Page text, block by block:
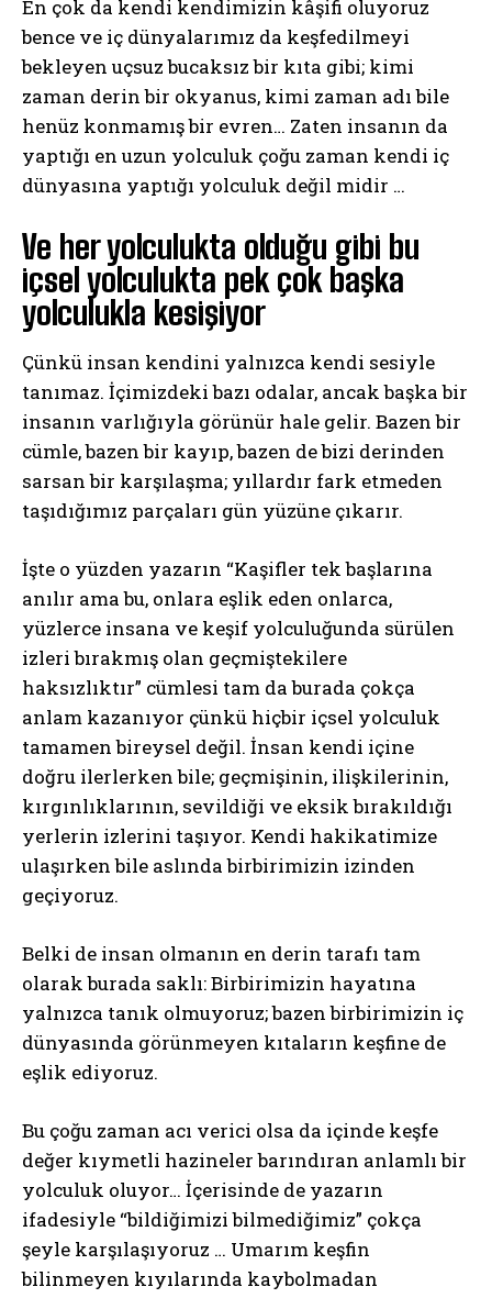
En çok da kendi kendimizin kâşifi oluyoruz
bence ve iç dünyalarımız da keşfedilmeyi
bekleyen uçsuz bucaksız bir kıta gibi; kimi
zaman derin bir okyanus, kimi zaman adı bile
henüz konmamış bir evren… Zaten insanın da
yaptığı en uzun yolculuk çoğu zaman kendi iç
dünyasına yaptığı yolculuk değil midir …
Ve her yolculukta olduğu gibi bu
içsel yolculukta pek çok başka
yolculukla kesişiyor
Çünkü insan kendini yalnızca kendi sesiyle
tanımaz. İçimizdeki bazı odalar, ancak başka bir
insanın varlığıyla görünür hale gelir. Bazen bir
cümle, bazen bir kayıp, bazen de bizi derinden
sarsan bir karşılaşma; yıllardır fark etmeden
taşıdığımız parçaları gün yüzüne çıkarır.
İşte o yüzden yazarın “Kaşifler tek başlarına
anılır ama bu, onlara eşlik eden onlarca,
yüzlerce insana ve keşif yolculuğunda sürülen
izleri bırakmış olan geçmiştekilere
haksızlıktır” cümlesi tam da burada çokça
anlam kazanıyor çünkü hiçbir içsel yolculuk
tamamen bireysel değil. İnsan kendi içine
doğru ilerlerken bile; geçmişinin, ilişkilerinin,
kırgınlıklarının, sevildiği ve eksik bırakıldığı
yerlerin izlerini taşıyor. Kendi hakikatimize
ulaşırken bile aslında birbirimizin izinden
geçiyoruz.
Belki de insan olmanın en derin tarafı tam
olarak burada saklı: Birbirimizin hayatına
yalnızca tanık olmuyoruz; bazen birbirimizin iç
dünyasında görünmeyen kıtaların keşfine de
eşlik ediyoruz.
Bu çoğu zaman acı verici olsa da içinde keşfe
değer kıymetli hazineler barındıran anlamlı bir
yolculuk oluyor… İçerisinde de yazarın
ifadesiyle “bildiğimizi bilmediğimiz” çokça
şeyle karşılaşıyoruz … Umarım keşfin
bilinmeyen kıyılarında kaybolmadan